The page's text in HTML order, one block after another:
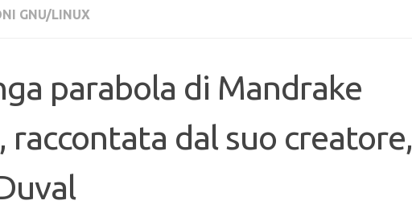
GNU/LINUX
parabola di Mandrake
raccontata dal suo creatore,